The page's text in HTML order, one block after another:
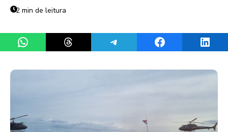
2 min de leitura
Share on WhatsAppShare on ThreadsShare on TelegramShare on Facebook